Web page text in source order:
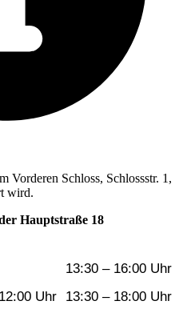
Vorderen Schloss, Schlossstr. 1,
wird.
Hauptstraße 18
13:30 – 16:00 Uhr
Uhr
13:30 – 18:00 Uhr